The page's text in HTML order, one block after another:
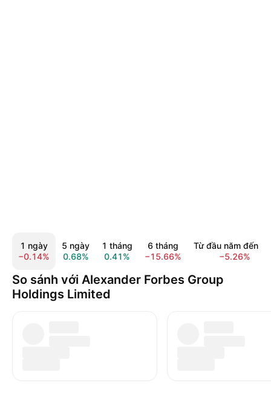
1 ngày
−0.14%
5 ngày
0.68%
1 tháng
0.41%
6 tháng
−15.66%
Từ đầu năm đến
−5.26%
So sánh với Alexander Forbes Group
Holdings Limited